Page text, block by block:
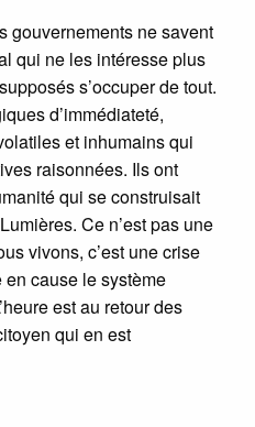
gouvernements ne savent
qui ne les intéresse plus
s’occuper de tout.
d’immédiateté,
et inhumains qui
raisonnées. Ils ont
qui se construisait
Ce n’est pas une
vivons, c’est une crise
cause le système
est au retour des
qui en est